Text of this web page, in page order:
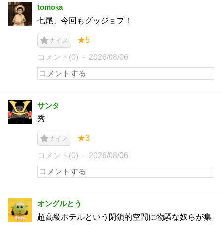
tomoka
七尾、今回もグッジョブ！
ナイス ★5
コメント(0) 2026/08/06
サンタ
秀
ナイス ★3
コメント(0) 2026/08/06
オングルとう
超高級ホテルという閉鎖的空間に物騒な奴らが集